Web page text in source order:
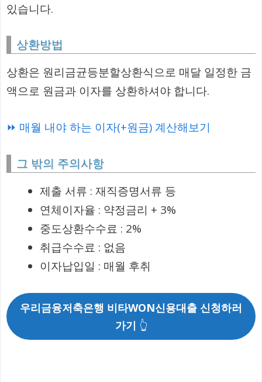
있습니다.
상환방법
상환은 원리금균등분할상환식으로 매달 일정한 금
액으로 원금과 이자를 상환하셔야 합니다.
⏩ 매월 내야 하는 이자(+원금) 계산해보기
그 밖의 주의사항
제출 서류 : 재직증명서류 등
연체이자율 : 약정금리 + 3%
중도상환수수료 : 2%
취급수수료 : 없음
이자납입일 : 매월 후취
우리금융저축은행 비타WON신용대출 신청하러
가기 👆